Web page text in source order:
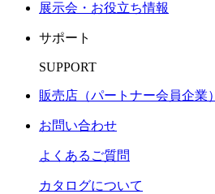
展示会・お役立ち情報
サポート
SUPPORT
販売店（パートナー会員企業）
お問い合わせ
よくあるご質問
カタログについて